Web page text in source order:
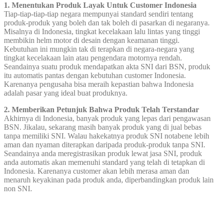
1. Menentukan Produk Layak Untuk Customer Indonesia
Tiap-tiap-tiap-tiap negara mempunyai standard sendiri tentang
produk-produk yang boleh dan tak boleh di pasarkan di negaranya.
Misalnya di Indonesia, tingkat kecelakaan lalu lintas yang tinggi
membikin helm motor di desain dengan keamanan tinggi.
Kebutuhan ini mungkin tak di terapkan di negara-negara yang
tingkat kecelakaan lain atau pengendara motornya rendah.
Seandainya suatu produk mendapatkan akta SNI dari BSN, produk
itu automatis pantas dengan kebutuhan customer Indonesia.
Karenanya pengusaha bisa meraih kepastian bahwa Indonesia
adalah pasar yang ideal buat produknya.
2. Memberikan Petunjuk Bahwa Produk Telah Terstandar
Akhirnya di Indonesia, banyak produk yang lepas dari pengawasan
BSN. Jikalau, sekarang masih banyak produk yang di jual bebas
tanpa memiliki SNI. Walau hakekatnya produk SNI notabene lebih
aman dan nyaman diterapkan daripada produk-produk tanpa SNI.
Seandainya anda meregistrasikan produk lewat jasa SNI, produk
anda automatis akan memenuhi standard yang telah di tetapkan di
Indonesia. Karenanya customer akan lebih merasa aman dan
menaruh keyakinan pada produk anda, diperbandingkan produk lain
non SNI.